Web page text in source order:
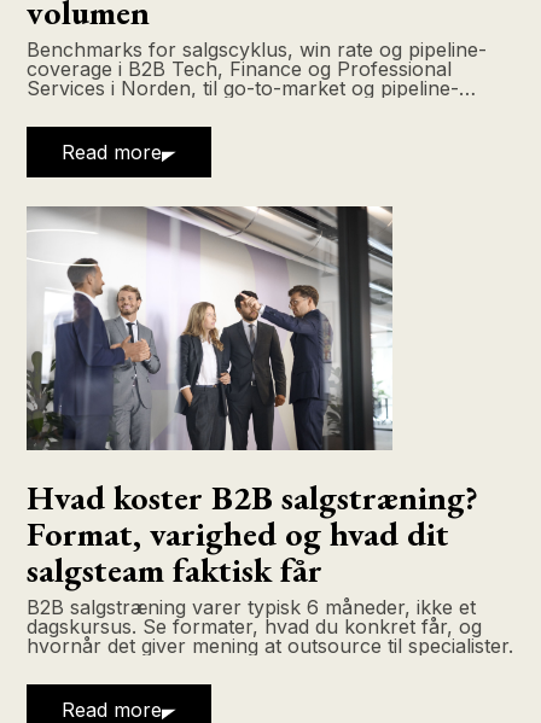
volumen
Benchmarks for salgscyklus, win rate og pipeline-
coverage i B2B Tech, Finance og Professional
Services i Norden, til go-to-market og pipeline-
Read more
Hvad koster B2B salgstræning?
Format, varighed og hvad dit
salgsteam faktisk får
B2B salgstræning varer typisk 6 måneder, ikke et
dagskursus. Se formater, hvad du konkret får, og
hvornår det giver mening at outsource til specialister.
Read more